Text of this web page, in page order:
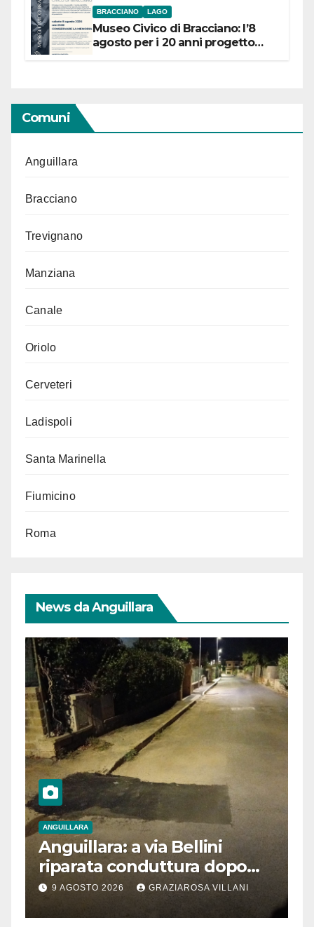
BRACCIANO LAGO
Museo Civico di Bracciano: l’8
agosto per i 20 anni progetto
Comuni
Anguillara
Bracciano
Trevignano
Manziana
Canale
Oriolo
Cerveteri
Ladispoli
Santa Marinella
Fiumicino
Roma
News da Anguillara
ANGUILLARA
Anguillara: a via Bellini
riparata conduttura dopo
segnalazione IdD
9 AGOSTO 2026 GRAZIAROSA VILLANI